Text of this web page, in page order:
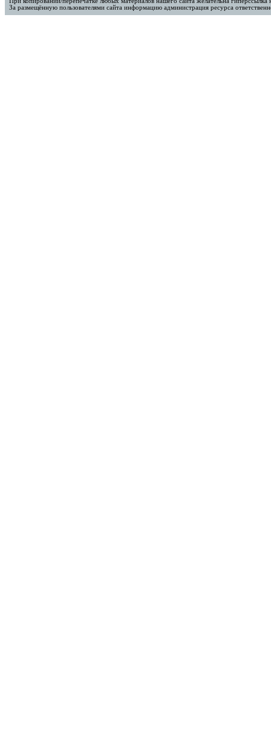
За размещённую пользователями сайта информацию администрация ресурса